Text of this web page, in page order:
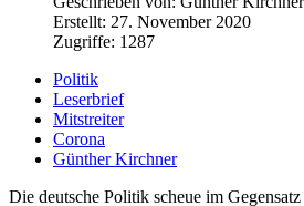
Erstellt: 27. November 2020
Zugriffe: 1287
Politik
Leserbrief
Mitstreiter
Corona
Günther Kirchner
Die deutsche Politik scheue im